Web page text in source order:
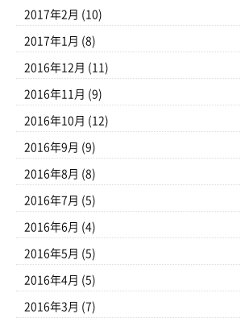
2017年2月 (10)
2017年1月 (8)
2016年12月 (11)
2016年11月 (9)
2016年10月 (12)
2016年9月 (9)
2016年8月 (8)
2016年7月 (5)
2016年6月 (4)
2016年5月 (5)
2016年4月 (5)
2016年3月 (7)